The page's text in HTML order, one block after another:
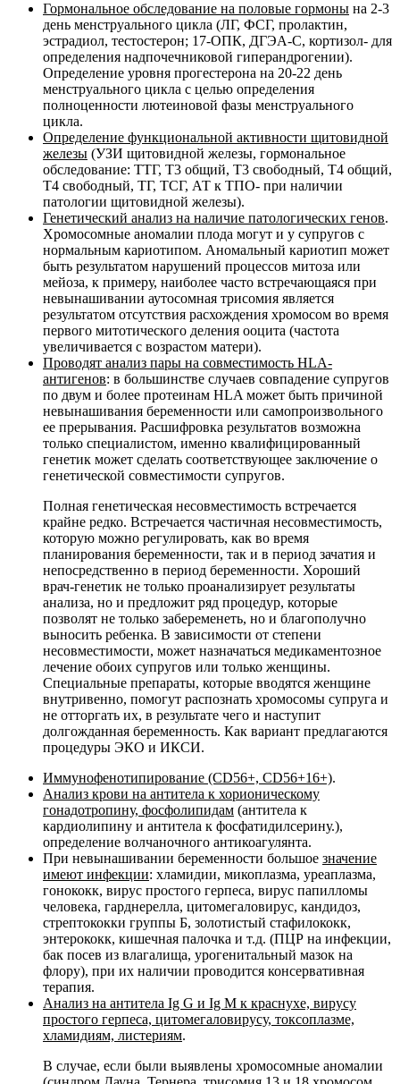
Гормональное обследование на половые гормоны на 2-3
день менструального цикла (ЛГ, ФСГ, пролактин,
эстрадиол, тестостерон; 17-ОПК, ДГЭА-С, кортизол- для
определения надпочечниковой гиперандрогении).
Определение уровня прогестерона на 20-22 день
менструального цикла с целью определения
полноценности лютеиновой фазы менструального
цикла.
Определение функциональной активности щитовидной
железы (УЗИ щитовидной железы, гормональное
обследование: ТТГ, Т3 общий, Т3 свободный, Т4 общий,
Т4 свободный, ТГ, ТСГ, АТ к ТПО- при наличии
патологии щитовидной железы).
Генетический анализ на наличие патологических генов.
Хромосомные аномалии плода могут и у супругов с
нормальным кариотипом. Аномальный кариотип может
быть результатом нарушений процессов митоза или
мейоза, к примеру, наиболее часто встречающаяся при
невынашивании аутосомная трисомия является
результатом отсутствия расхождения хромосом во время
первого митотического деления ооцита (частота
увеличивается с возрастом матери).
Проводят анализ пары на совместимость HLA-
антигенов: в большинстве случаев совпадение супругов
по двум и более протеинам HLA может быть причиной
невынашивания беременности или самопроизвольного
ее прерывания. Расшифровка результатов возможна
только специалистом, именно квалифицированный
генетик может сделать соответствующее заключение о
генетической совместимости супругов.
Полная генетическая несовместимость встречается
крайне редко. Встречается частичная несовместимость,
которую можно регулировать, как во время
планирования беременности, так и в период зачатия и
непосредственно в период беременности. Хороший
врач-генетик не только проанализирует результаты
анализа, но и предложит ряд процедур, которые
позволят не только забеременеть, но и благополучно
выносить ребенка. В зависимости от степени
несовместимости, может назначаться медикаментозное
лечение обоих супругов или только женщины.
Специальные препараты, которые вводятся женщине
внутривенно, помогут распознать хромосомы супруга и
не отторгать их, в результате чего и наступит
долгожданная беременность. Как вариант предлагаются
процедуры ЭКО и ИКСИ.
Иммунофенотипирование (CD56+, CD56+16+).
Анализ крови на антитела к хорионическому
гонадотропину, фосфолипидам (антитела к
кардиолипину и антитела к фосфатидилсерину.),
определение волчаночного антикоагулянта.
При невынашивании беременности большое значение
имеют инфекции: хламидии, микоплазма, уреаплазма,
гонококк, вирус простого герпеса, вирус папилломы
человека, гарднерелла, цитомегаловирус, кандидоз,
стрептококки группы Б, золотистый стафилококк,
энтерококк, кишечная палочка и т.д. (ПЦР на инфекции,
бак посев из влагалища, урогенитальный мазок на
флору), при их наличии проводится консервативная
терапия.
Анализ на антитела Ig G и Ig M к краснухе, вирусу
простого герпеса, цитомегаловирусу, токсоплазме,
хламидиям, листериям.
В случае, если были выявлены хромосомные аномалии